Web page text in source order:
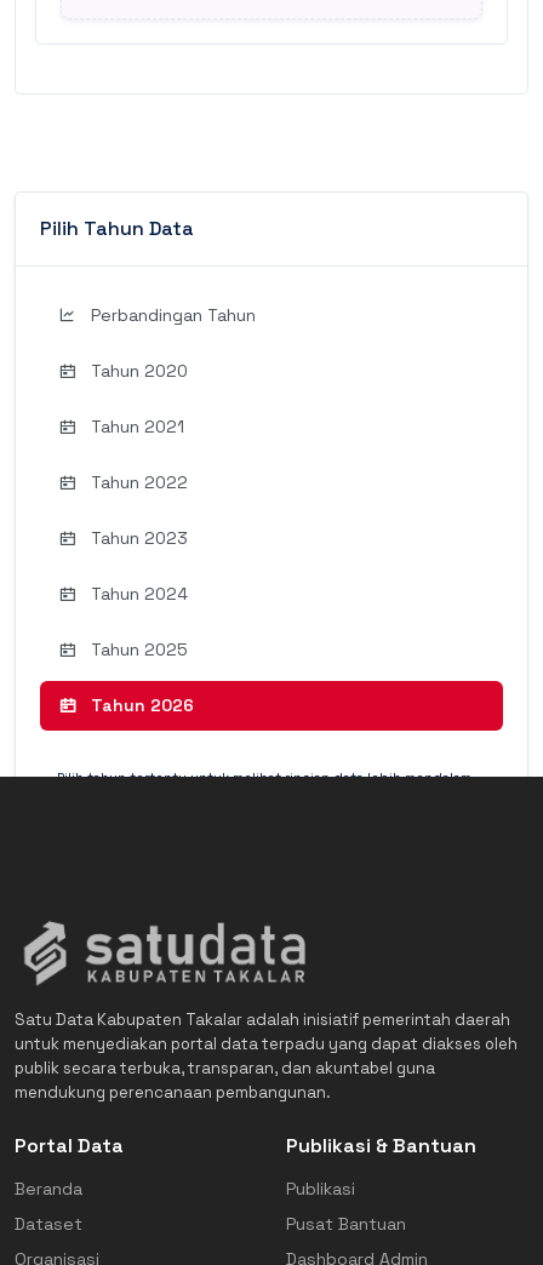
Pilih Tahun Data
Perbandingan Tahun
Tahun 2020
Tahun 2021
Tahun 2022
Tahun 2023
Tahun 2024
Tahun 2025
Tahun 2026
Pilih tahun tertentu untuk melihat rincian data lebih mendalam
Satu Data Kabupaten Takalar adalah inisiatif pemerintah daerah
untuk menyediakan portal data terpadu yang dapat diakses oleh
publik secara terbuka, transparan, dan akuntabel guna
mendukung perencanaan pembangunan.
Portal Data
Beranda
Dataset
Organisasi
Publikasi & Bantuan
Publikasi
Pusat Bantuan
Dashboard Admin